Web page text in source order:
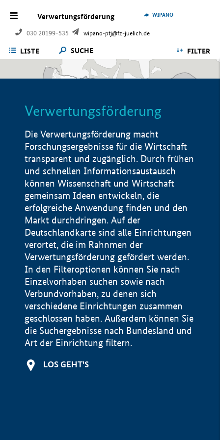
Verwertungsförderung
030 20199-535 wipano-ptj@fz-juelich.de
WIPANO
LISTE SUCHE FILTER
Verwertungsförderung
Die Verwertungsförderung macht
Forschungsergebnisse für die Wirtschaft
transparent und zugänglich. Durch frühen
und schnellen Informationsaustausch
können Wissenschaft und Wirtschaft
gemeinsam Ideen entwickeln, die
erfolgreiche Anwendung finden und den
Markt durchdringen. Auf der
Deutschlandkarte sind alle Einrichtungen
verortet, die im Rahnmen der
Verwertungsförderung gefördert werden.
In den Filteroptionen können Sie nach
Einzelvorhaben suchen sowie nach
Verbundvorhaben, zu denen sich
verschiedene Einrichtungen zusammen
geschlossen haben. Außerdem können Sie
die Suchergebnisse nach Bundesland und
Art der Einrichtung filtern.
LOS GEHT'S